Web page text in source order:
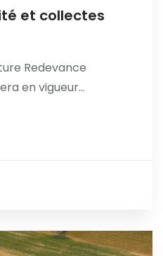
et collectes
Redevance
en vigueur...